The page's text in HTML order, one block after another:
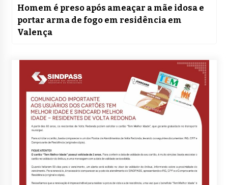
Homem é preso após ameaçar a mãe idosa e
portar arma de fogo em residência em
Valença